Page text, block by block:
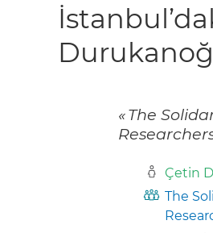
« The
Çetin
The